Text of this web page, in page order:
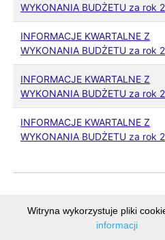
WYKONANIA BUDŻETU za rok
INFORMACJE KWARTALNE Z
WYKONANIA BUDŻETU za rok
INFORMACJE KWARTALNE Z
WYKONANIA BUDŻETU za rok
INFORMACJE KWARTALNE Z
WYKONANIA BUDŻETU za rok
Ilość odwiedzin: 155193
Witryna wykorzystuje pliki
informacji